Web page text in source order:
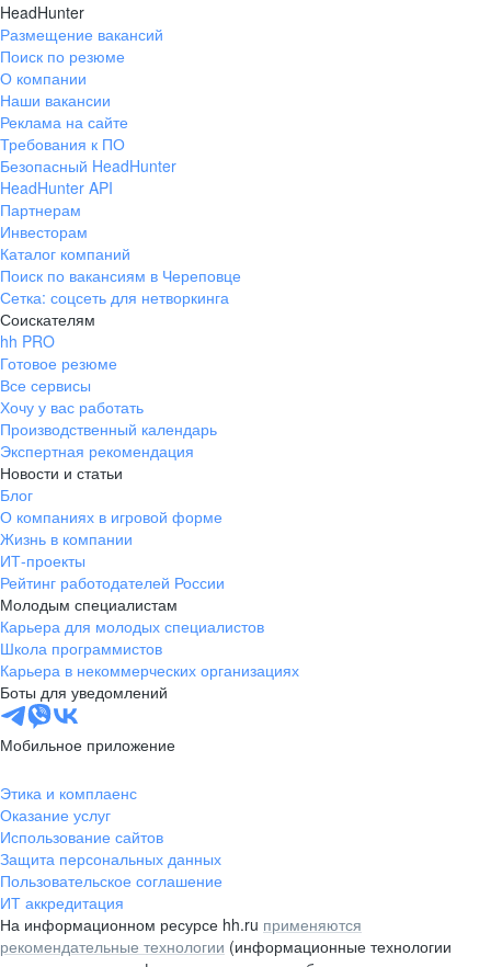
HeadHunter
Размещение вакансий
Поиск по резюме
О компании
Наши вакансии
Реклама на сайте
Требования к ПО
Безопасный HeadHunter
HeadHunter API
Партнерам
Инвесторам
Каталог компаний
Поиск по вакансиям в Череповце
Сетка: соцсеть для нетворкинга
Соискателям
hh PRO
Готовое резюме
Все сервисы
Хочу у вас работать
Производственный календарь
Экспертная рекомендация
Новости и статьи
Блог
О компаниях в игровой форме
Жизнь в компании
ИТ-проекты
Рейтинг работодателей России
Молодым специалистам
Карьера для молодых специалистов
Школа программистов
Карьера в некоммерческих организациях
Боты для уведомлений
Мобильное приложение
Этика и комплаенс
Оказание услуг
Использование сайтов
Защита персональных данных
Пользовательское соглашение
ИТ аккредитация
На информационном ресурсе hh.ru применяются
рекомендательные технологии (информационные технологии